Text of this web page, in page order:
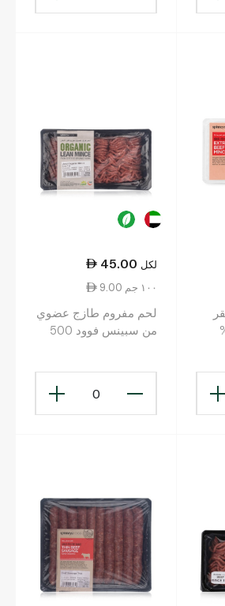
بقر
5 %
45.00 لكل
9.00 ١٠٠ جم
لحم مفروم طازج عضوي
من سبينس فوود 500
0